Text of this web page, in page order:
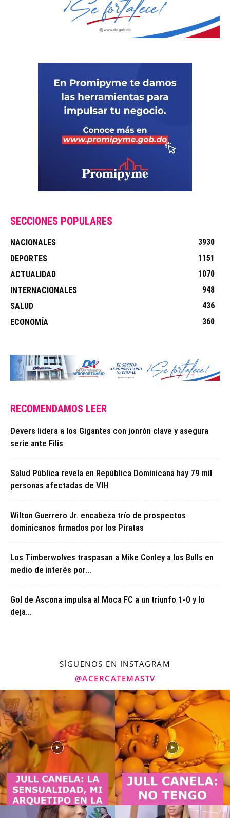
SECCIONES POPULARES
NACIONALES
3930
DEPORTES
1151
ACTUALIDAD
1070
INTERNACIONALES
948
SALUD
436
ECONOMÍA
360
RECOMENDAMOS LEER
Devers lidera a los Gigantes con jonrón clave y asegura
serie ante Filis
Salud Pública revela en República Dominicana hay 79 mil
personas afectadas de VIH
Wilton Guerrero Jr. encabeza trío de prospectos
dominicanos firmados por los Piratas
Los Timberwolves traspasan a Mike Conley a los Bulls en
medio de interés por...
Gol de Ascona impulsa al Moca FC a un triunfo 1-0 y lo
deja...
SÍGUENOS EN INSTAGRAM
@ACERCATEMASTV